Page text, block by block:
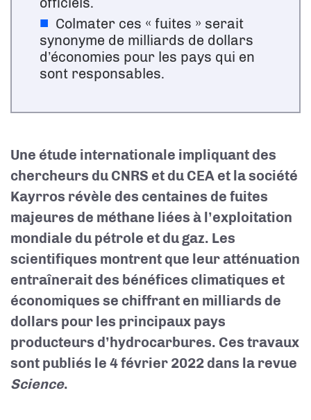
Colmater ces « fuites » serait
synonyme de milliards de dollars
d’économies pour les pays qui en
sont responsables.
Une étude internationale impliquant des
chercheurs du CNRS et du CEA et la société
Kayrros révèle des centaines de fuites
majeures de méthane liées à l’exploitation
mondiale du pétrole et du gaz. Les
scientifiques montrent que leur atténuation
entraînerait des bénéfices climatiques et
économiques se chiffrant en milliards de
dollars pour les principaux pays
producteurs d’hydrocarbures. Ces travaux
sont publiés le 4 février 2022 dans la revue
Science.